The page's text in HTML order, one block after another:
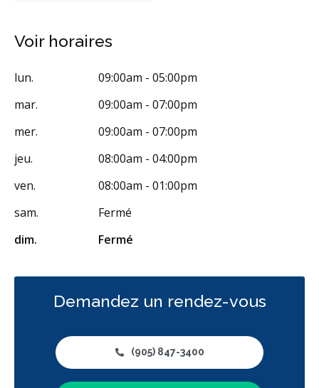
Traitement de canal
Greffe osseuse
Implants dentaires
Chirurgie endodontique
Extractions de dents et de dents de sagesse
Traitement des maladies des gencives - chirurgical
Prévention des maladies des gencives
Traitement des maladies des gencives - non chirurgical
Greffe des gencives
Examens buccaux
Obturations
Reconstruction complète de la bouche
Gestion de l'anxiété dentaire
Sédation - protoxyde d'azote
Voir horaires
lun.
09:00am - 05:00pm
mar.
09:00am - 07:00pm
mer.
09:00am - 07:00pm
jeu.
08:00am - 04:00pm
ven.
08:00am - 01:00pm
sam.
Fermé
dim.
Fermé
Demandez un rendez-vous
(905) 847-3400